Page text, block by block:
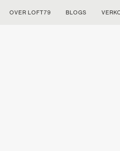
OVER LOFT79 BLOGS